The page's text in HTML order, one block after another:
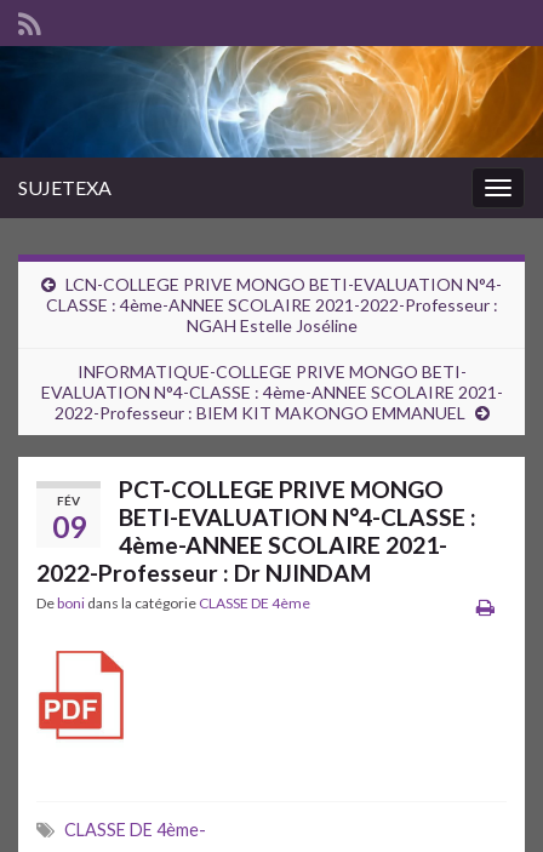
SUJETEXA
LCN-COLLEGE PRIVE MONGO BETI-EVALUATION N°4-
CLASSE : 4ème-ANNEE SCOLAIRE 2021-2022-Professeur :
NGAH Estelle Joséline
INFORMATIQUE-COLLEGE PRIVE MONGO BETI-
EVALUATION N°4-CLASSE : 4ème-ANNEE SCOLAIRE 2021-
2022-Professeur : BIEM KIT MAKONGO EMMANUEL
FÉV
09
PCT-COLLEGE PRIVE MONGO
BETI-EVALUATION N°4-CLASSE :
4ème-ANNEE SCOLAIRE 2021-
2022-Professeur : Dr NJINDAM
Deboni dans la catégorie CLASSE DE 4ème
CLASSE DE 4ème-